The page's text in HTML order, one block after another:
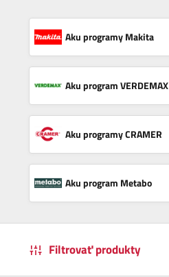
Aku programy Makita
Aku program VERDEMAX
Aku programy CRAMER
Aku program Metabo
Filtrovať produkty